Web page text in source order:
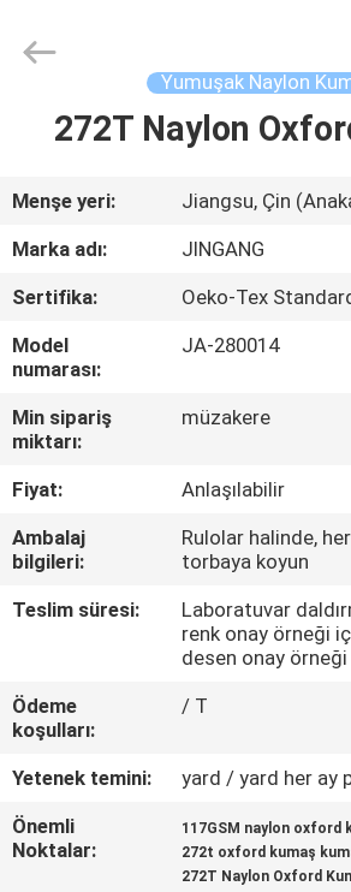
ÜRÜN:%
S
FABRIKA
TURU
KONTROL
GEÇIN
HABERLER
VAKALAR
Textile
Co.,Ltd.
Yumuşak Naylon
272T Naylon
Menşe yeri:
Jiangsu, Çin
Marka adı:
JINGANG
Sertifika:
Oeko-Tex
Model
numarası:
JA-280014
Min sipariş
miktarı:
müzakere
Fiyat:
Anlaşılabilir
Ambalaj
bilgileri:
Rulolar halinde,
torbaya koyun
Teslim süresi:
Laboratuvar
renk onay örneği
desen onay
Ödeme
koşulları:
/ T
Yetenek temini:
yard / yard her ay
Önemli
Noktalar:
117GSM naylon oxford
272t oxford kumaş
272T Naylon Oxford